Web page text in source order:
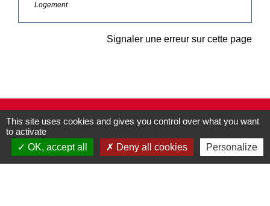
Logement
Signaler une erreur sur cette page
Contacts
2 rue des Rossignols
27130 Pullay - FRANCE
This site uses cookies and gives you control over what you want
to activate
OK, accept all
Deny all cookies Personalize